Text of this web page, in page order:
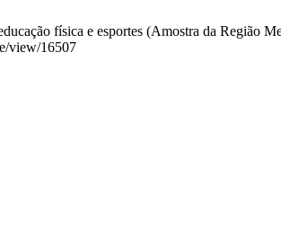
física e esportes (Amostra da Região
view/16507